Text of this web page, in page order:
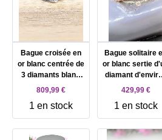
Bague croisée en
or blanc centrée de
3 diamants blanc
d'environ 0,20cts
de diamants noirs
Or 750 Millième (18
CT) 4,97g
809,99 €
1 en stock
Bague solitaire
or blanc sertie
diamant
0,16ct Or 750
2,54g
429,99 €
1 en stock